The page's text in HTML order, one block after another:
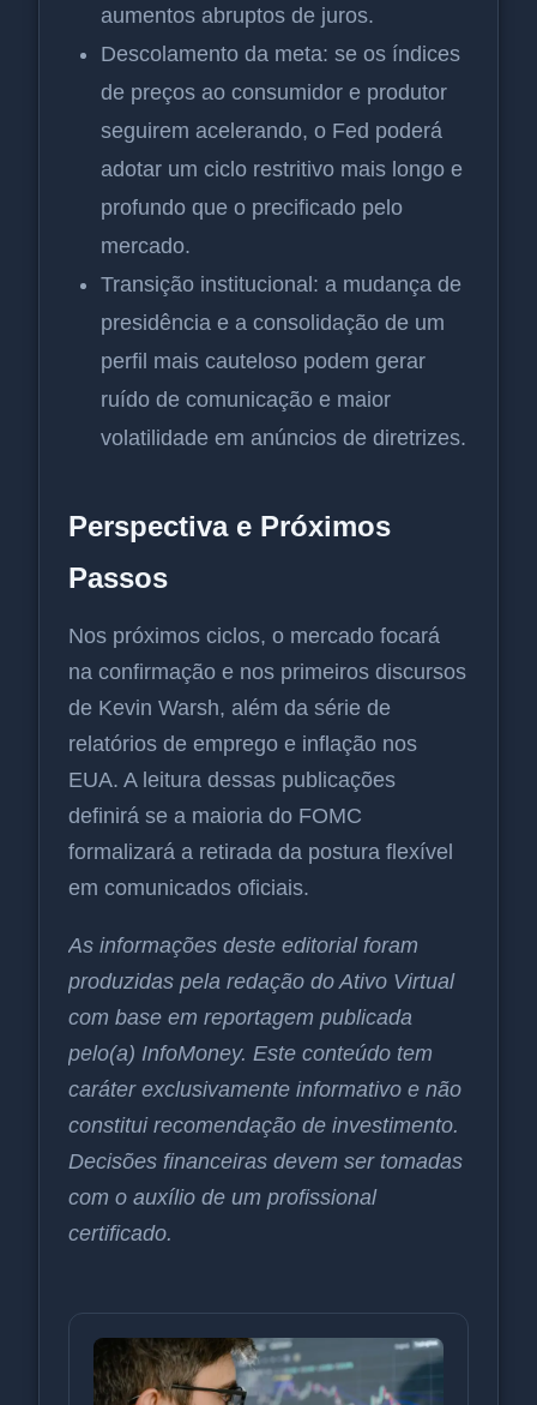
aumentos abruptos de juros.
Descolamento da meta: se os índices
de preços ao consumidor e produtor
seguirem acelerando, o Fed poderá
adotar um ciclo restritivo mais longo e
profundo que o precificado pelo
mercado.
Transição institucional: a mudança de
presidência e a consolidação de um
perfil mais cauteloso podem gerar
ruído de comunicação e maior
volatilidade em anúncios de diretrizes.
Perspectiva e Próximos
Passos
Nos próximos ciclos, o mercado focará
na confirmação e nos primeiros discursos
de Kevin Warsh, além da série de
relatórios de emprego e inflação nos
EUA. A leitura dessas publicações
definirá se a maioria do FOMC
formalizará a retirada da postura flexível
em comunicados oficiais.
As informações deste editorial foram
produzidas pela redação do Ativo Virtual
com base em reportagem publicada
pelo(a) InfoMoney. Este conteúdo tem
caráter exclusivamente informativo e não
constitui recomendação de investimento.
Decisões financeiras devem ser tomadas
com o auxílio de um profissional
certificado.